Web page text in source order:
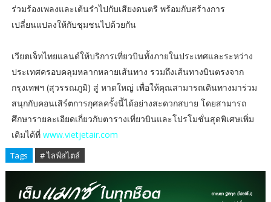
ร่วมร้องเพลงและเต้นรำไปกับเสียงดนตรี พร้อมกับสร้างการ
เปลี่ยนแปลงให้กับชุมชนไปด้วยกัน
เวียตเจ็ทไทยแลนด์ให้บริการเที่ยวบินทั้งภายในประเทศและระหว่าง
ประเทศครอบคลุมหลากหลายเส้นทาง รวมถึงเส้นทางบินตรงจาก
กรุงเทพฯ (สุวรรณภูมิ) สู่ หาดใหญ่ เพื่อให้คุณสามารถเดินทางมาร่วม
สนุกกับคอนเสิร์ตการกุศลครั้งนี้ได้อย่างสะดวกสบาย โดยสามารถ
ศึกษารายละเอียดเกี่ยวกับตารางเที่ยวบินและโปรโมชั่นสุดพิเศษเพิ่ม
เติมได้ที่ www.vietjetair.com
Tags # ไลฟ์สไตล์